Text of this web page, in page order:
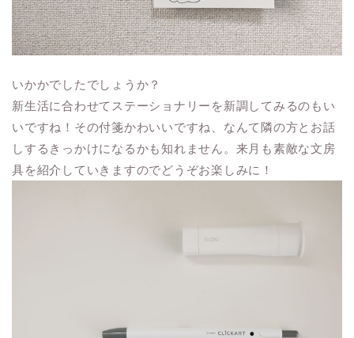
いかかでしたでしょうか？
新生活に合わせてステーショナリーを新調してみるのもい
いですね！その付箋かわいいですね、なんて隣の方とお話
しするきっかけになるかも知れません。来月も素敵な文房
具を紹介していきますのでどうぞお楽しみに！